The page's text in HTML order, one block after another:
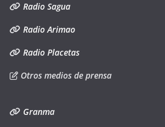
Radio Sagua
Radio Arimao
Radio Placetas
Otros medios de prensa
Granma